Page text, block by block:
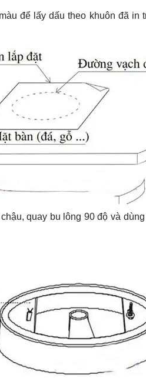
để lấy dấu theo khuôn đã in
quay bu lông 90 độ và